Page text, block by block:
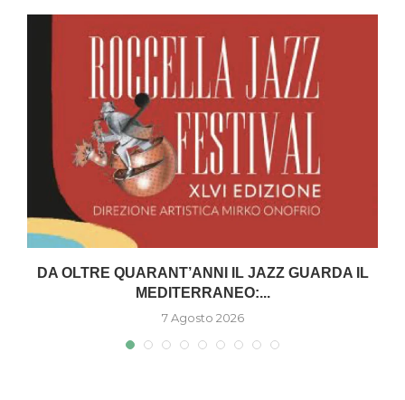
DA OLTRE QUARANT’ANNI IL JAZZ GUARDA IL
MEDITERRANEO:...
7 Agosto 2026